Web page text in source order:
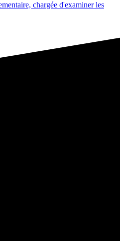
chargée d'examiner les